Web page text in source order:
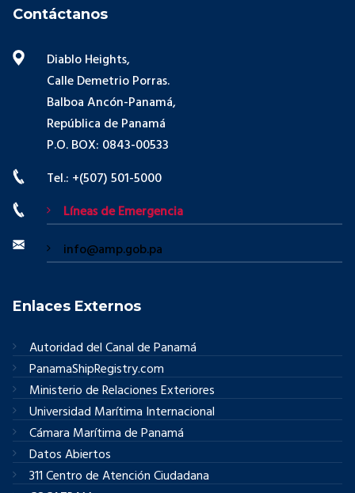
Contáctanos
Diablo Heights,
Calle Demetrio Porras.
Balboa Ancón-Panamá,
República de Panamá
P.O. BOX: 0843-00533
Tel.: +(507) 501-5000
Líneas de Emergencia
info@amp.gob.pa
Enlaces Externos
Autoridad del Canal de Panamá
PanamaShipRegistry.com
Ministerio de Relaciones Exteriores
Universidad Marítima Internacional
Cámara Marítima de Panamá
Datos Abiertos
311 Centro de Atención Ciudadana